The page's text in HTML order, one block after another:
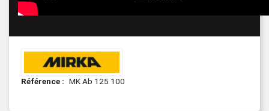
Référence MK Ab 125 100